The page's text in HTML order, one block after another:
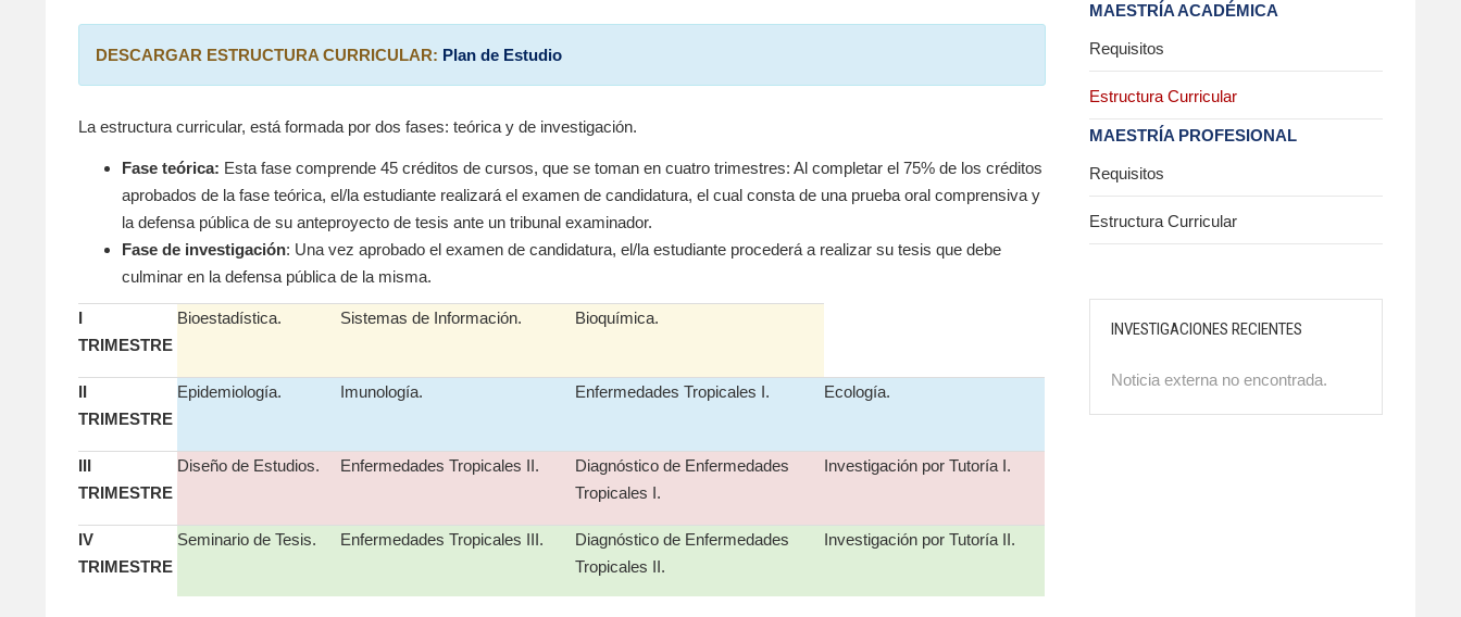
DESCARGAR ESTRUCTURA CURRICULAR: Plan de Estudio
La estructura curricular, está formada por dos fases: teórica y de investigación.
Fase teórica: Esta fase comprende 45 créditos de cursos, que se toman en cuatro trimestres: Al completar el 75% de los créditos
aprobados de la fase teórica, el/la estudiante realizará el examen de candidatura, el cual consta de una prueba oral comprensiva y
la defensa pública de su anteproyecto de tesis ante un tribunal examinador.
Fase de investigación: Una vez aprobado el examen de candidatura, el/la estudiante procederá a realizar su tesis que debe
culminar en la defensa pública de la misma.
TRIMESTRE
Bioestadística. Sistemas de Información. Bioquímica.
TRIMESTRE
Epidemiología. Imunología. Enfermedades Tropicales I. Ecología.
TRIMESTRE
Diseño de Estudios. Enfermedades Tropicales II.
Diagnóstico de Enfermedades
Tropicales I.
Investigación por Tutoría I.
IV
TRIMESTRE
Seminario de Tesis. Enfermedades Tropicales III.
Diagnóstico de Enfermedades
Tropicales II.
Investigación por Tutoría II.
MAESTRÍA ACADÉMICA
Requisitos
Estructura Curricular
MAESTRÍA PROFESIONAL
Requisitos
Estructura Curricular
INVESTIGACIONES RECIENTES
Noticia externa no encontrada.